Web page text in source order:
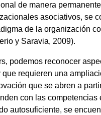
de manera
asociativos, se
de la organización
y Saravia, 2009).
podemos reconocer
requieren una
que se abren a
con las competencias
autosuficiente, se